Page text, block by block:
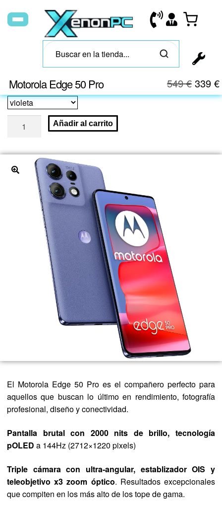
Motorola Edge 50 Pro 549€ 339 €
Añadir al carrito
El Motorola Edge 50 Pro es el compañero perfecto para
aquellos que buscan lo último en rendimiento, fotografía
profesional, diseño y conectividad.
Pantalla brutal con 2000 nits de brillo, tecnología
pOLED a 144Hz (2712×1220 pixels)
Triple cámara con ultra-angular, establizador OIS y
teleobjetivo x3 zoom óptico. Resultados excepcionales
que compiten en los más alto de los tope de gama.